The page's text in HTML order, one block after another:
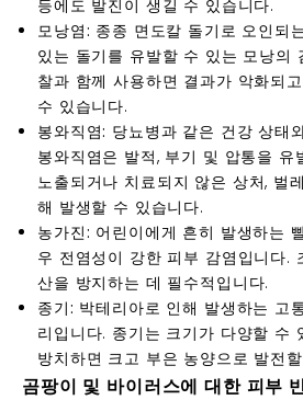
등에도 발진이 생길 수 있습니다.
모낭염: 종종 면도칼 돌기로 오인되
있는 돌기를 유발할 수 있는 모낭의
찰과 함께 사용하면 결과가 악화되
수 있습니다.
봉와직염: 당뇨병과 같은 건강 상태
봉와직염은 발적, 부기 및 압통을 유
노출되거나 치료되지 않은 상처, 벌
해 발생할 수 있습니다.
농가진: 어린이에게 흔히 발생하는
우 전염성이 강한 피부 감염입니다.
산을 방지하는 데 필수적입니다.
종기: 박테리아로 인해 발생하는 고
리입니다. 종기는 크기가 다양할 수
방치하면 크고 부은 농양으로 발전
곰팡이 및 바이러스에 대한 피부